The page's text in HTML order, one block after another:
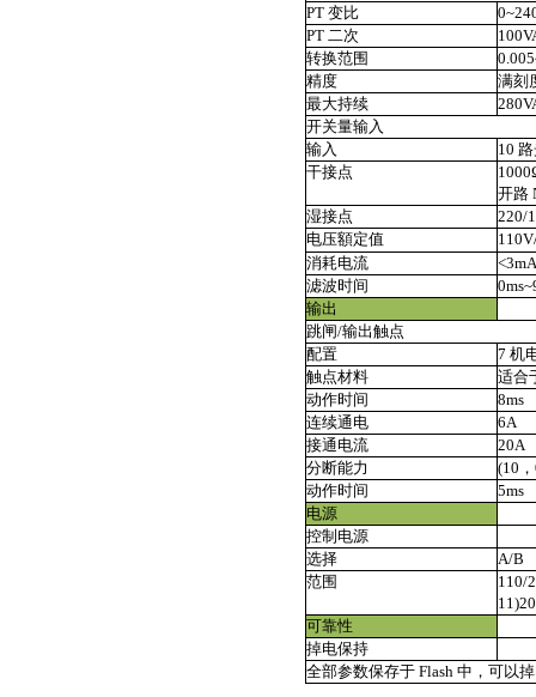
PT 变比
PT 二次
转换范围
精度
满刻
最大持续
开关量输入
输入
10
干接点
开路
湿接点
220/
电压額定值
消耗电流
滤波时间
输出
跳闸/输出触点
配置
7 机
触点材料
适合
动作时间
8ms
连续通电
6A
接通电流
20A
分断能力
(10
动作时间
5ms
电源
控制电源
选择
A/B
范围
110/
可靠性
掉电保持
全部参数保存于 Flash 中，可以